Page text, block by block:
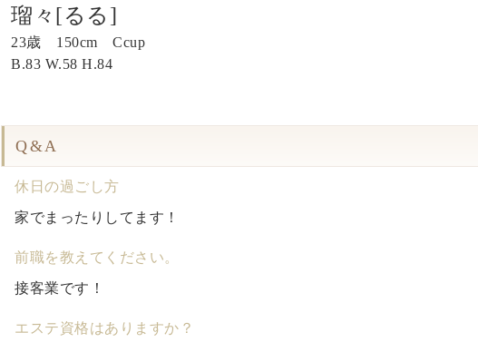
瑠々[るる]
23歳 150cm Ccup
B.83 W.58H.84
Q&A
休日の過ごし方
家でまったりしてます！
前職を教えてください。
接客業です！
エステ資格はありますか？